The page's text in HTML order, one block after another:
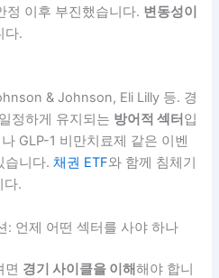
정 이후 부진했습니다. 변동성이
다.
& Johnson, Eli Lilly 등. 경
정하게 유지되는 방어적 섹터 입
GLP-1 비만치료제 같은 이벤
습니다.채권 ETF와 함께 침체기
다.
: 언제 어떤 섹터를 사야 하나
면 경기 사이클을 이해해야 합니